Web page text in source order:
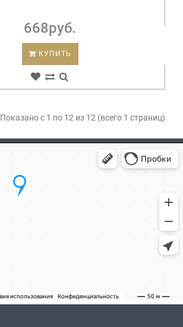
668руб.
КУПИТЬ
Показано с 1 по 12 из 12 (всего 1 страниц)